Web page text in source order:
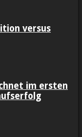
versus
im ersten